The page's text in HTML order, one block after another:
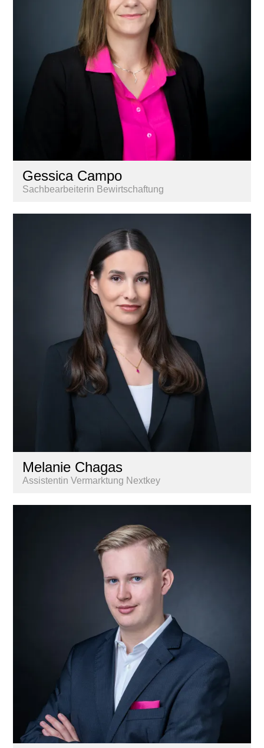
Gessica Campo
Sachbearbeiterin Bewirtschaftung
Melanie Chagas
Assistentin Vermarktung Nextkey